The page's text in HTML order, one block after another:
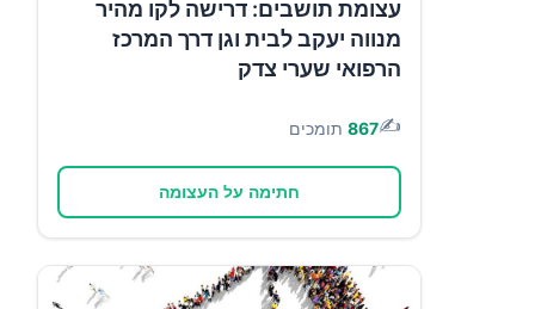
עצומת תושבים: דרישה לקו מהיר
מנווה יעקב לבית וגן דרך המרכז
הרפואי שערי צדק
✍️
867 תומכים
חתימה על העצומה